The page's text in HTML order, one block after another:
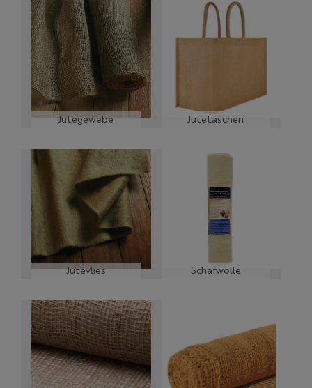
Jutegewebe Jutetaschen
Jutevlies Schafwolle